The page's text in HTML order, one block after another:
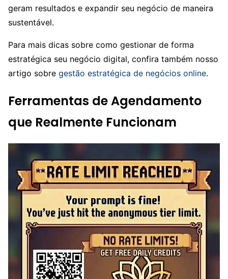
geram resultados e expandir seu negócio de maneira
sustentável.
Para mais dicas sobre como gestionar de forma
estratégica seu negócio digital, confira também nosso
artigo sobre gestão estratégica de negócios online.
Ferramentas de Agendamento
que Realmente Funcionam